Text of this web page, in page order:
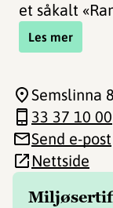
et såkalt
Les mer
Semslinna 8
33 37 10 00
Send e-post
Nettside